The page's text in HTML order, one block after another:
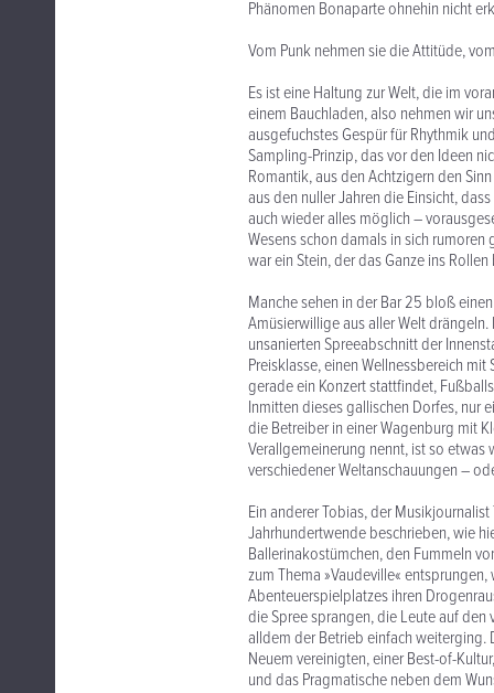
Phänomen Bonaparte ohnehin nicht
Vom Punk nehmen sie die Attitüde,
Es ist eine Haltung zur Welt, die im
einem Bauchladen, also nehmen wir
ausgefuchstes Gespür für Rhythmik
Sampling-Prinzip, das vor den Ideen
Romantik, aus den Achtzigern den
aus den nuller Jahren die Einsicht,
auch wieder alles möglich –
Wesens schon damals in sich
war ein Stein, der das Ganze ins
Manche sehen in der Bar 25 bloß
Amüsierwillige aus aller Welt
unsanierten Spreeabschnitt der
Preisklasse, einen Wellnessbereich
gerade ein Konzert stattfindet,
Inmitten dieses gallischen Dorfes, nur
die Betreiber in einer Wagenburg mit
Verallgemeinerung nennt, ist so
verschiedener Weltanschauungen –
Ein anderer Tobias, der
Jahrhundertwende beschrieben, wie
Ballerinakostümchen, den Fummeln
zum Thema »Vaudeville«
Abenteuerspielplatzes ihren
die Spree sprangen, die Leute auf
alldem der Betrieb einfach weiterging.
Neuem vereinigten, einer Best-of-
und das Pragmatische neben dem